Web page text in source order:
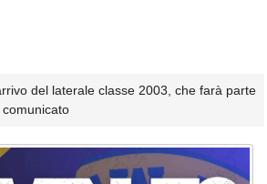
del laterale classe 2003, che farà parte